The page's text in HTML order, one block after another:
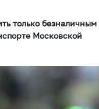
только безналичным
Московской